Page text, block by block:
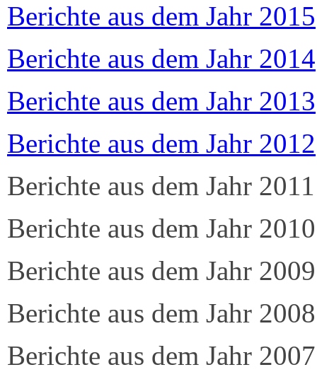
Berichte aus dem Jahr 2015
Berichte aus dem Jahr 2014
Berichte aus dem Jahr 2013
Berichte aus dem Jahr 2012
Berichte aus dem Jahr 2011
Berichte aus dem Jahr 2010
Berichte aus dem Jahr 2009
Berichte aus dem Jahr 2008
Berichte aus dem Jahr 2007